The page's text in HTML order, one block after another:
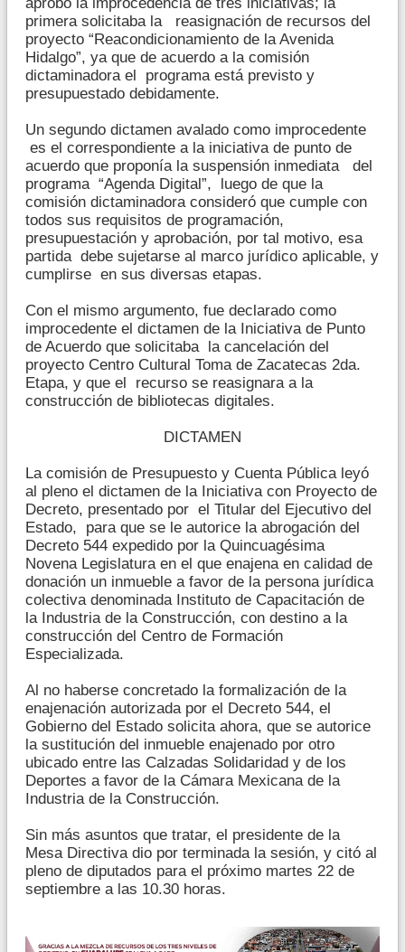
primera solicitaba la reasignación de recursos del
proyecto “Reacondicionamiento de la Avenida
Hidalgo”, ya que de acuerdo a la comisión
dictaminadora el programa está previsto y
presupuestado debidamente.
Un segundo dictamen avalado como improcedente
es el correspondiente a la iniciativa de punto de
acuerdo que proponía la suspensión inmediata del
programa “Agenda Digital”, luego de que la
comisión dictaminadora consideró que cumple con
todos sus requisitos de programación,
presupuestación y aprobación, por tal motivo, esa
partida debe sujetarse al marco jurídico aplicable, y
cumplirse en sus diversas etapas.
Con el mismo argumento, fue declarado como
improcedente el dictamen de la Iniciativa de Punto
de Acuerdo que solicitaba la cancelación del
proyecto Centro Cultural Toma de Zacatecas 2da.
Etapa, y que el recurso se reasignara a la
construcción de bibliotecas digitales.
DICTAMEN
La comisión de Presupuesto y Cuenta Pública leyó
al pleno el dictamen de la Iniciativa con Proyecto de
Decreto, presentado por el Titular del Ejecutivo del
Estado, para que se le autorice la abrogación del
Decreto 544 expedido por la Quincuagésima
Novena Legislatura en el que enajena en calidad de
donación un inmueble a favor de la persona jurídica
colectiva denominada Instituto de Capacitación de
la Industria de la Construcción, con destino a la
construcción del Centro de Formación
Especializada.
Al no haberse concretado la formalización de la
enajenación autorizada por el Decreto 544, el
Gobierno del Estado solicita ahora, que se autorice
la sustitución del inmueble enajenado por otro
ubicado entre las Calzadas Solidaridad y de los
Deportes a favor de la Cámara Mexicana de la
Industria de la Construcción.
Sin más asuntos que tratar, el presidente de la
Mesa Directiva dio por terminada la sesión, y citó al
pleno de diputados para el próximo martes 22 de
septiembre a las 10.30 horas.